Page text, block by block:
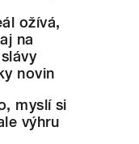
ožívá,
na
novin
myslí si
výhru